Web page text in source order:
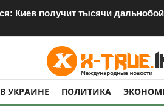
Киев получит тысячи